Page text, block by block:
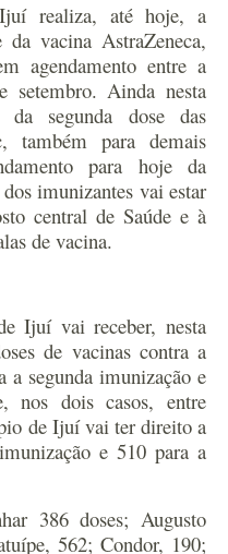
realiza, até hoje, a
da vacina AstraZeneca,
agendamento entre a
setembro. Ainda nesta
da segunda dose das
também para demais
para hoje da
imunizantes vai estar
central de Saúde e à
de vacina.
Ijuí vai receber, nesta
de vacinas contra a
a segunda imunização e
nos dois casos, entre
de Ijuí vai ter direito a
e 510 para a
386 doses; Augusto
562; Condor, 190;